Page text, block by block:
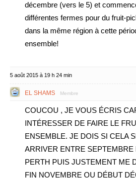
décembre (vers le 5) et
différentes fermes pour du fruit-
dans la même région à cette
ensemble!
5 août 2015 à 19 h 24 min
EL SHAMS Membre
COUCOU , JE VOUS ÉCRIS
INTÉRESSER DE FAIRE LE
ENSEMBLE. JE DOIS SI CELA
ARRIVER ENTRE SEPTEMBRE
PERTH PUIS JUSTEMENT ME
FIN NOVEMBRE OU DÉBUT